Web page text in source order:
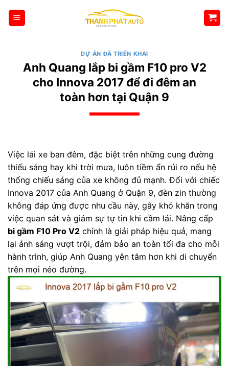
qua
DỰ ÁN ĐÃ TRIỂN KHAI
Anh Quang lắp bi gầm F10 pro V2
cho Innova 2017 để đi đêm an
toàn hơn tại Quận 9
Việc lái xe ban đêm, đặc biệt trên những cung đường
thiếu sáng hay khi trời mưa, luôn tiềm ẩn rủi ro nếu hệ
thống chiếu sáng của xe không đủ mạnh. Đối với chiếc
Innova 2017 của Anh Quang ở Quận 9, đèn zin thường
không đáp ứng được nhu cầu này, gây khó khăn trong
việc quan sát và giảm sự tự tin khi cầm lái. Nâng cấp
bi gầm F10 Pro V2 chính là giải pháp hiệu quả, mang
lại ánh sáng vượt trội, đảm bảo an toàn tối đa cho mỗi
hành trình, giúp Anh Quang yên tâm hơn khi di chuyển
trên mọi nẻo đường.